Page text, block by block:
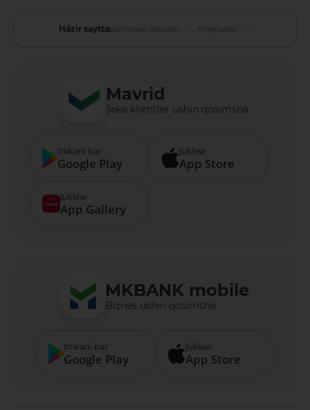
Házir saytta:dizimnen ótkenler - ..., miymanlar - ...
Mavrid
Jeke klientler ushın qosımsha
Imkani bar
Google Play
Júklew
App Store
Júklew
App Gallery
MKBANK mobile
Biznes ushın qosımsha
Imkani bar
Google Play
Júklew
App Store